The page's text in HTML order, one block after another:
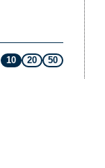
10 20 50